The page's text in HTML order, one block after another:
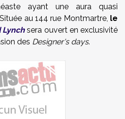
ayant une aura quasi
au 144 rue Montmartre, le
Lynchsera ouvert en exclusivité
des Designer's days.